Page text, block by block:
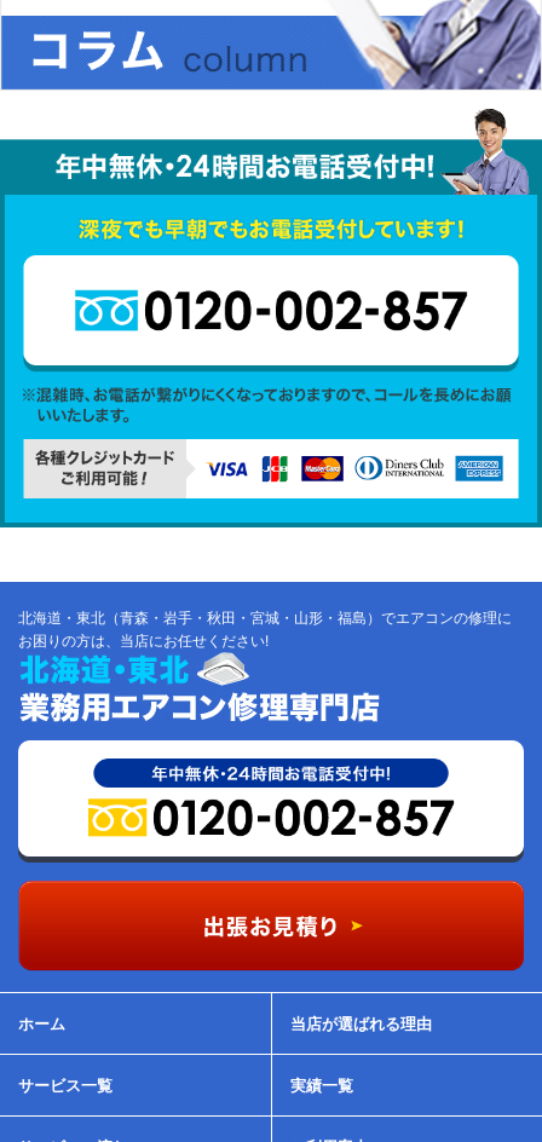
北海道・東北（青森・岩手・秋田・宮城・山形・福島）でエアコンの修理に
お困りの方は、当店にお任せください!
ホーム 当店が選ばれる理由
サービス一覧 実績一覧